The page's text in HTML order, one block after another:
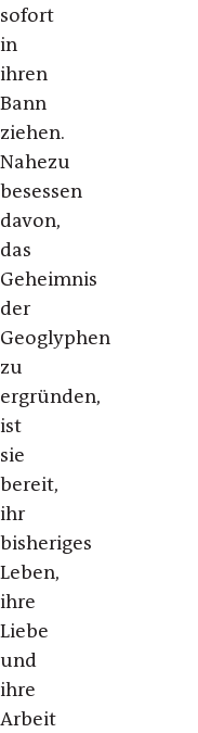
sofort
in
ihren
Bann
ziehen.
Nahezu
besessen
davon,
das
Geheimnis
der
Geoglyphen
zu
ergründen,
ist
sie
bereit,
ihr
bisheriges
Leben,
ihre
Liebe
und
ihre
Arbeit